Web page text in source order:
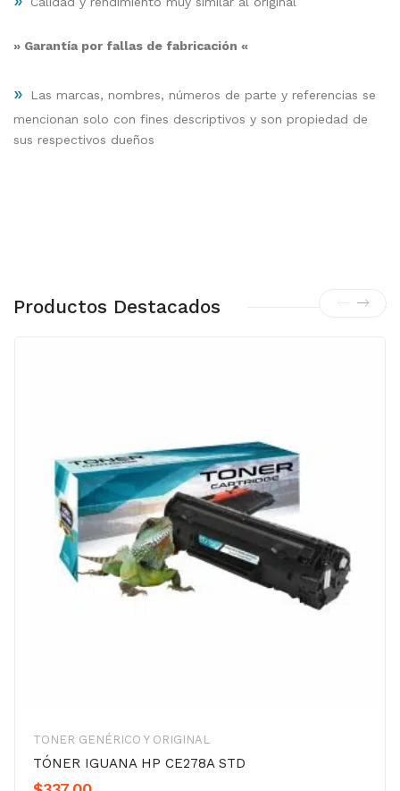
» Garantía por fallas de fabricación «
»
Las marcas, nombres, números de parte y referencias se
mencionan solo con fines descriptivos y son propiedad de
sus respectivos dueños
Productos Destacados
TONER GENÉRICO Y ORIGINAL
TÓNER IGUANA HP CE278A STD